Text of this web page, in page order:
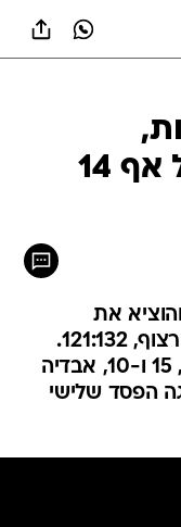
פורטלנד הפסידה על אף 14
את
הנאגטס לפגרה עם ניצחון שמיני רצוף, 121:132.
טריפל דאבל נוסף ליוקיץ' עם 26, 15 ו-10, אבדיה
הפסד שלישי